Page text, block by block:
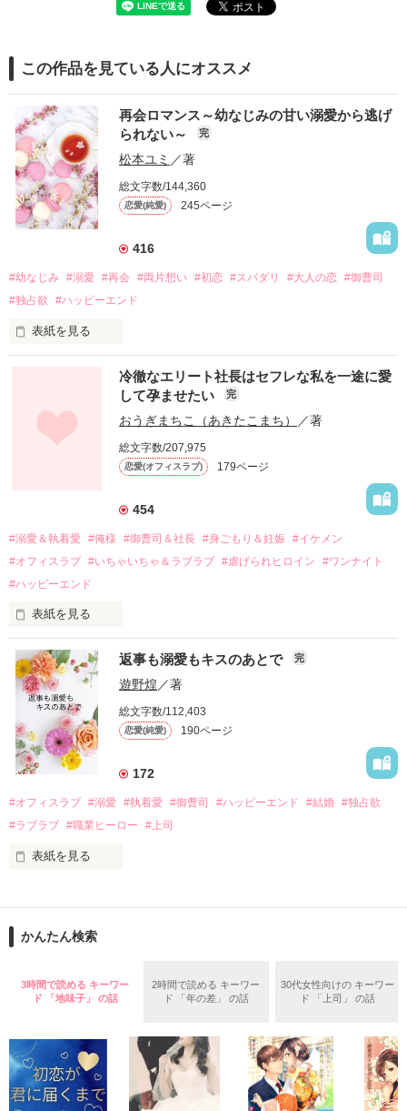
この作品を見ている人にオススメ
再会ロマンス～幼なじみの甘い溺愛から逃げ
られない～
完
松本ユミ ／著
総文字数/144,360
恋愛(純愛) 245ページ
416
#幼なじみ #溺愛 #再会 #両片想い #初恋 #スパダリ #大人の恋 #御曹司
#独占欲
#ハッピーエンド
表紙を見る
幼なじみの哲平に淡い恋心を抱いていた美桜。
しかし、ある出来事をきっかけに二人の関係は壊れてしまう。
関係修復もできないまま、美桜は両親の離婚によって
引っ越すことになり、哲平とも離れ離れになった。
それから約十二年後。
過去の傷から、二度と会いたくないと思っていた哲平に
運命のような再会を果たす。
酔った勢いで一夜を共にしてしまった。
さらに、美桜が初めてだと知った哲平は
『責任をとる、結婚しよう』と真っ直ぐに告げてきた。
戸惑う美桜とは裏腹に、好きという気持ちを隠すことなく
甘やかしてくる。
そんなある日、哲平は美桜がストーカー被害に
遭っていることを知る。
美桜を守るため、哲平は同居を提案してきて――。
夏木美桜(なつきみお)
鳴海哲平 (なるみてっぺい)
2026.6.5～2026.7.25
＊以前、公開していた話の改稿版です＊
冷徹なエリート社長はセフレな私を一途に愛
して孕ませたい
完
おうぎまちこ（あきたこまち） ／著
総文字数/207,975
恋愛(オフィスラブ) 179ページ
454
#溺愛＆執着愛 #俺様 #御曹司＆社長 #身ごもり＆妊娠 #イケメン
#オフィスラブ #いちゃいちゃ＆ラブラブ #虐げられヒロイン
#ワンナイト
#ハッピーエンド
表紙を見る
おかしな噂を流されて前の職場でうまくいかなかった梅田美
桜は、海外で傷心旅行をしていたところ、日本人美青年と出会
い、酒の勢いもあり一夜限りの関係となる。
帰国後、美桜は新しい職場でワンナイトした美青年と再会。
なんと彼の正体は、とある財閥御曹司にも関わらず、一族を離
れて起業した新進気鋭の実業家、社内でも冷徹だと評判な社長
――御影恭司その人だったのだ――！
なぜか恭司から飼い猫の世話係を命じられた美桜は、猫の世
の関係となってしまい――？
返事も溺愛もキスのあとで 完
遊野煌／著
総文字数/112,403
恋愛(純愛) 190ページ
172
#オフィスラブ #溺愛 #執着愛 #御曹司 #ハッピーエンド #結婚 #独占欲
#ラブラブ #職業ヒーロー #上司
表紙を見る
ションの企画戦略室で働いている。
めた、同期で恋人の石垣守（26）がいるのだが、後輩の姫原由
いた。
守と由羅から『便利屋雛子』と馬鹿にされ、一人こっそり泣い
た上、同居まで提案してきて──？
鷹哉『宜しくな、俺の雛子』🦅
雛子『俺の……ひぃ、雛子？！！！』🐥
かんたん検索
3時間で読める キーワー
ド 「地味子」 の話
2時間で読める キーワー
ド 「年の差」 の話
30代女性向けの キーワー
ド 「上司」 の話